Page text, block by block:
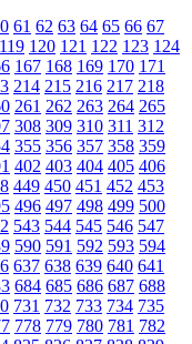
61 62 63 64 65 66 67
119 120 121 122 123 124
167 168 169 170 171
214 215 216 217 218
261 262 263 264 265
308 309 310 311 312
355 356 357 358 359
402 403 404 405 406
449 450 451 452 453
496 497 498 499 500
543 544 545 546 547
590 591 592 593 594
637 638 639 640 641
684 685 686 687 688
731 732 733 734 735
778 779 780 781 782